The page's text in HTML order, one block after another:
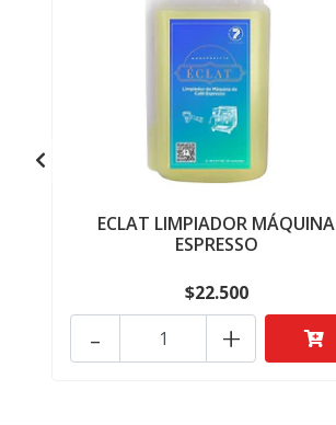
ECLAT LIMPIADOR MÁQUINA
ESPRESSO
$22.500
+
-